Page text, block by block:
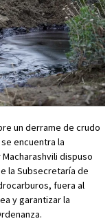
un derrame de crudo
encuentra la
dispuso
la Subsecretaría de
fuera al
y garantizar la